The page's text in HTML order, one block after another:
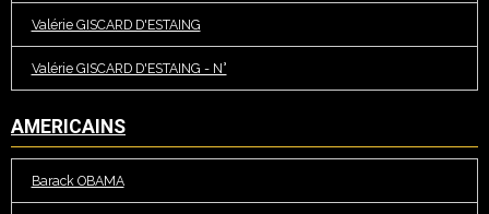
Valérie GISCARD D'ESTAING
Valérie GISCARD D'ESTAING - N°
AMERICAINS
Barack OBAMA